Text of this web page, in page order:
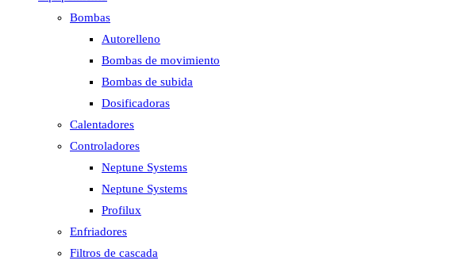
Bombas
Autorelleno
Bombas de movimiento
Bombas de subida
Dosificadoras
Calentadores
Controladores
Neptune Systems
Neptune Systems
Profilux
Enfriadores
Filtros de cascada